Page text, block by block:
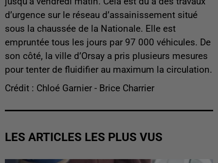
d’urgence sur le réseau d’assainissement situé
sous la chaussée de la Nationale. Elle est
empruntée tous les jours par 97 000 véhicules. De
son côté, la ville d’Orsay a pris plusieurs mesures
pour tenter de fluidifier au maximum la circulation.
Crédit : Chloé Garnier - Brice Charrier
LES ARTICLES LES PLUS VUS